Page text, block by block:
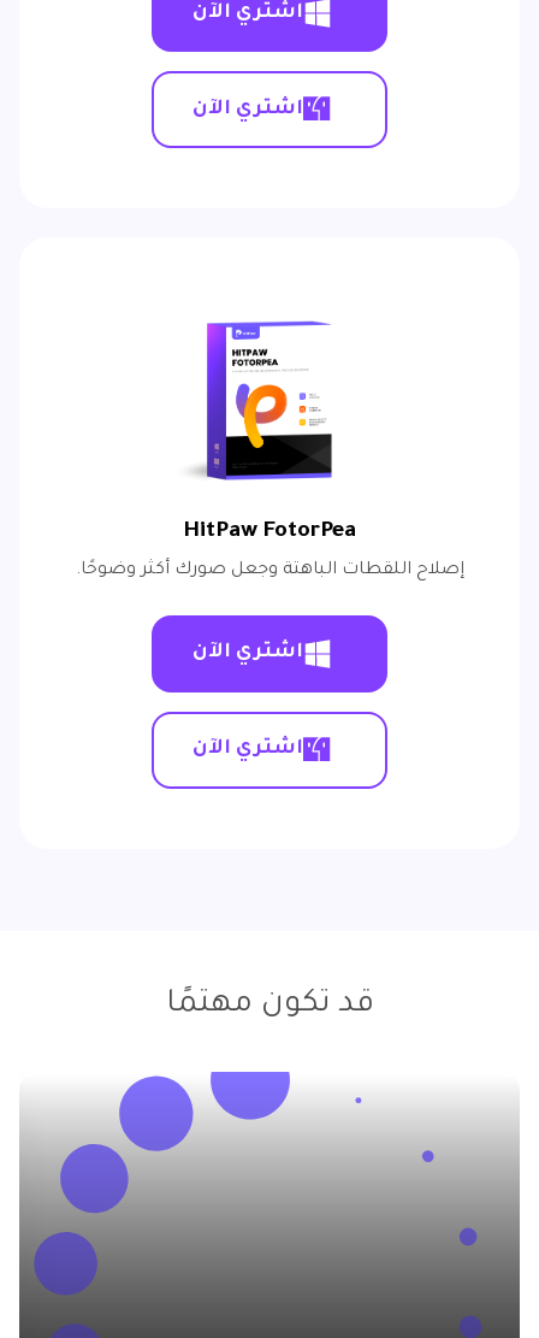
اشتري الآن
اشتري الآن
HitPaw FotorPea
إصلاح اللقطات الباهتة وجعل صورك أكثر وضوحًا.
اشتري الآن
اشتري الآن
قد تكون مهتمًا